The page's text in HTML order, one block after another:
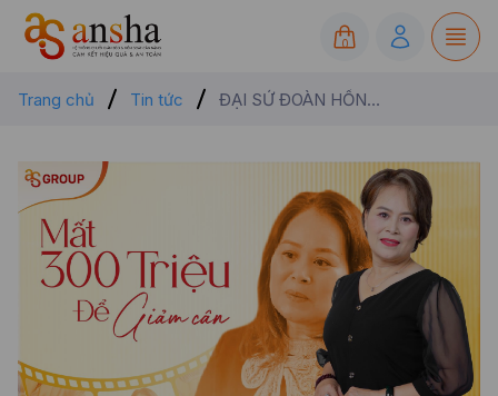
0
Trang chủ Tin tức ĐẠI SỨ ĐOÀN HỒNG DUNG “TÔI ĐÃ MẤT GẦN 300 TRIỆU CHỈ ĐỂ GIẢM CÂN”